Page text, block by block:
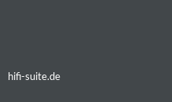
hifi-suite.de